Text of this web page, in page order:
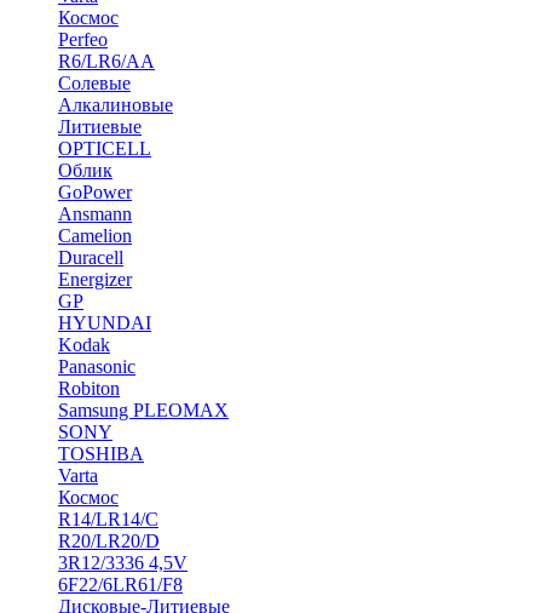
Космос
Perfeo
R6/LR6/AA
Солевые
Алкалиновые
Литиевые
OPTICELL
Облик
GoPower
Ansmann
Camelion
Duracell
Energizer
GP
HYUNDAI
Kodak
Panasonic
Robiton
Samsung PLEOMAX
SONY
TOSHIBA
Varta
Космос
R14/LR14/C
R20/LR20/D
3R12/3336 4,5V
6F22/6LR61/F8
Дисковые-Литиевые